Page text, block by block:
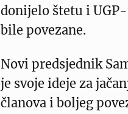
donijelo štetu i
bile povezane.
Novi predsjednik
je svoje ideje za
članova i boljeg